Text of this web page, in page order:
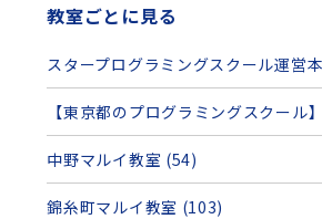
教室ごとに見る
スタープログラミングスクール運営
【東京都のプログラミングスクール
中野マルイ教室 (54)
錦糸町マルイ教室 (103)